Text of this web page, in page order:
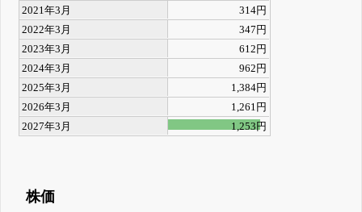
2021年3月
314円
2022年3月
347円
2023年3月
612円
2024年3月
962円
2025年3月
1,384円
2026年3月
1,261円
2027年3月
1,253円
株価